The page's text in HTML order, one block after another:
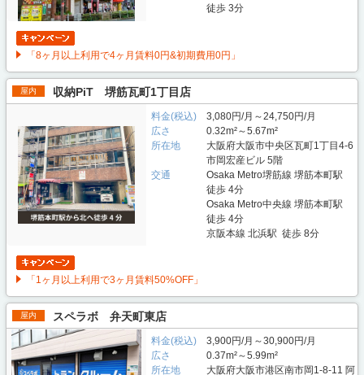
徒歩 3分
「8ヶ月以上利用で4ヶ月賃料0円&初期費用0円」
屋内 収納PiT 堺筋瓦町1丁目店
料金(税込)
3,080円/月～24,750円/月
広さ
0.32m²～5.67m²
所在地
大阪府大阪市中央区瓦町1丁目4-6
市岡宏産ビル 5階
交通
Osaka Metro堺筋線 堺筋本町駅
徒歩 4分
Osaka Metro中央線 堺筋本町駅
徒歩 4分
京阪本線 北浜駅 徒歩 8分
「1ヶ月以上利用で3ヶ月賃料50%OFF」
屋内 スペラボ 弁天町東店
料金(税込)
3,900円/月～30,900円/月
広さ
0.37m²～5.99m²
所在地
大阪府大阪市港区南市岡1-8-11 阿